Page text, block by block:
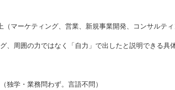
（マーケティング、営業、新規事業開発、コンサルテ
、周囲の力ではなく「自力」で出したと説明できる
独学・業務問わず。言語不問）